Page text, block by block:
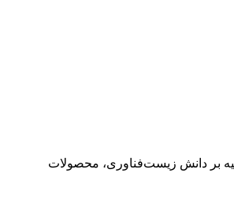
بر دانش زیست‌فناوری، محصولات